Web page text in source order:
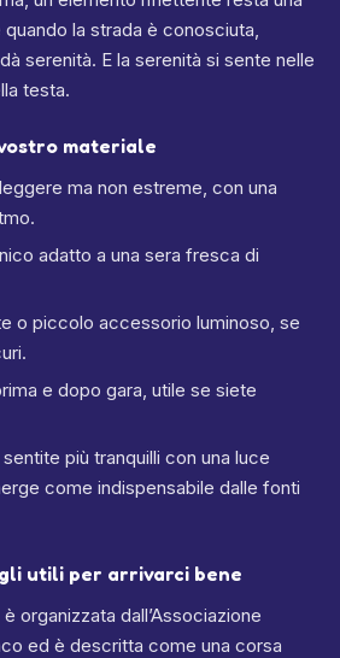
la strada è conosciuta,
serenità. E la serenità si sente nelle
testa.
materiale
ma non estreme, con una
adatto a una sera fresca di
o piccolo accessorio luminoso, se
e dopo gara, utile se siete
più tranquilli con una luce
come indispensabile dalle fonti
utili per arrivarci bene
organizzata dall’Associazione
ed è descritta come una corsa